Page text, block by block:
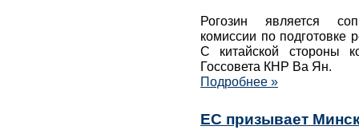
Рогозин является
комиссии по подготовке
С китайской стороны
Госсовета КНР Ва Ян.
Подробнее »
ЕС призывает